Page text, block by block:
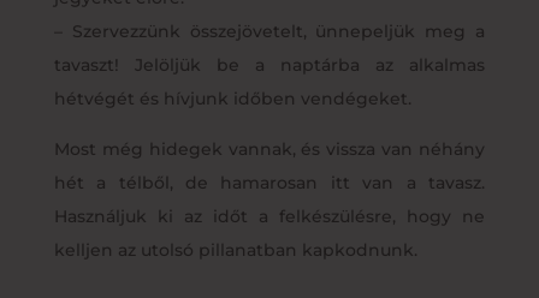
– Szervezzünk összejövetelt, ünnepeljük meg a
tavaszt! Jelöljük be a naptárba az alkalmas
hétvégét és hívjunk időben vendégeket.
Most még hidegek vannak, és vissza van néhány
hét a télből, de hamarosan itt van a tavasz.
Használjuk ki az időt a felkészülésre, hogy ne
kelljen az utolsó pillanatban kapkodnunk.